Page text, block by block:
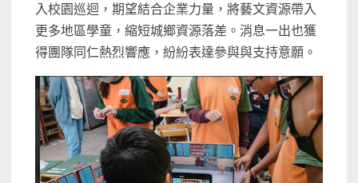
入校園巡迴，期望結合企業力量，將藝文資源帶入
更多地區學童，縮短城鄉資源落差。消息一出也獲
得團隊同仁熱烈響應，紛紛表達參與與支持意願。